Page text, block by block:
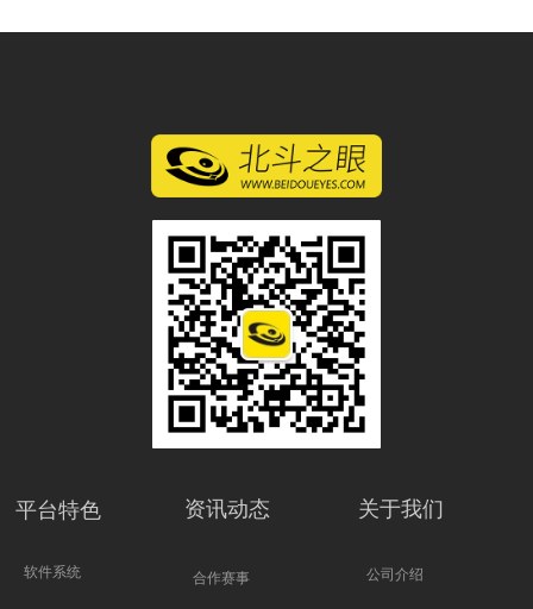
平台特色
软件系统
资讯动态
合作赛事
关于我们
公司介绍